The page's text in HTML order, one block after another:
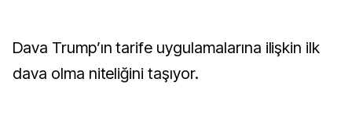
Dava Trump’ın tarife uygulamalarına ilişkin ilk
dava olma niteliğini taşıyor.